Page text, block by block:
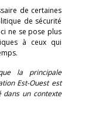
de certaines
de sécurité
ne se pose plus
à ceux qui
la principale
Est-Ouest est
un contexte